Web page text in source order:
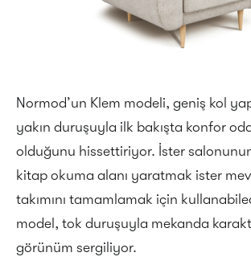
Normod’un Klem modeli, geniş kol
yakın duruşuyla ilk bakışta konfor
olduğunu hissettiriyor. İster
kitap okuma alanı yaratmak ister
takımını tamamlamak için
model, tok duruşuyla mekanda
görünüm sergiliyor.